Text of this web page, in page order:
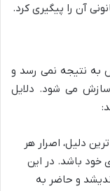
آن را پیگیری کرد.
به نتیجه نمی رسد و
می شود. دلایل
دلیل، اصرار هر
خود باشد. در این
و حاضر به